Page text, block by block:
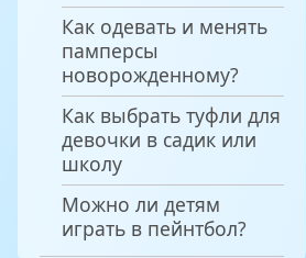
Как одевать и менять
памперсы
новорожденному?
Как выбрать туфли для
девочки в садик или
школу
Можно ли детям
играть в пейнтбол?